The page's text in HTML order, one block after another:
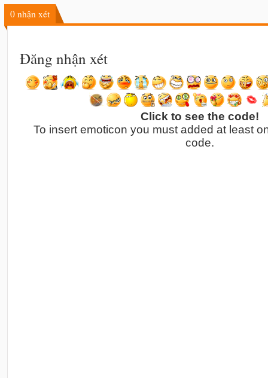
0 nhận xét
Đăng nhận xét
Click to see the code!
To insert emoticon you must added at least
code.